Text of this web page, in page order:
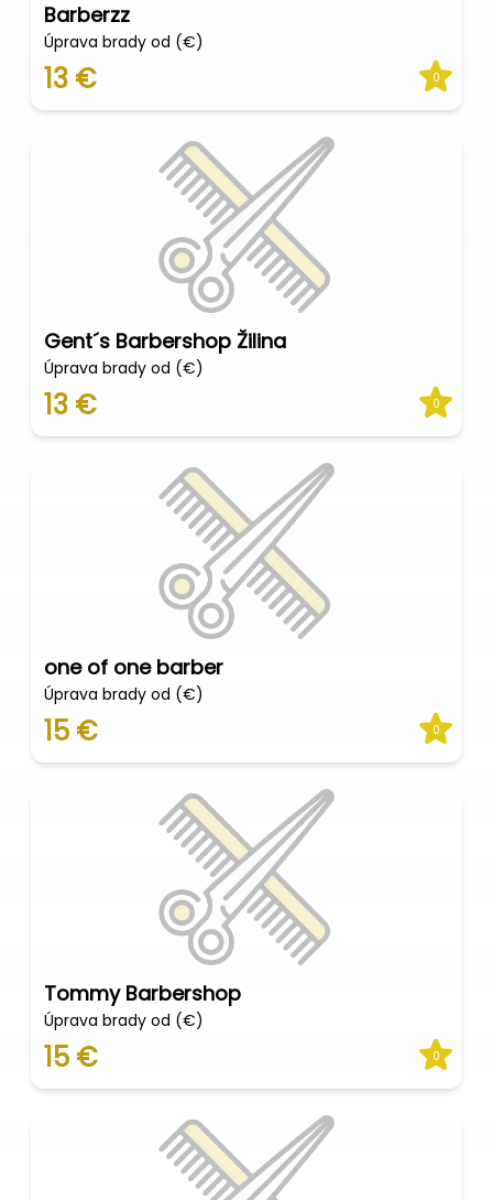
Barberzz
Úprava brady od (€)
13 € 0
Gent´s Barbershop Žilina
Úprava brady od (€)
13 € 0
one of one barber
Úprava brady od (€)
15 € 0
Tommy Barbershop
Úprava brady od (€)
15 € 0